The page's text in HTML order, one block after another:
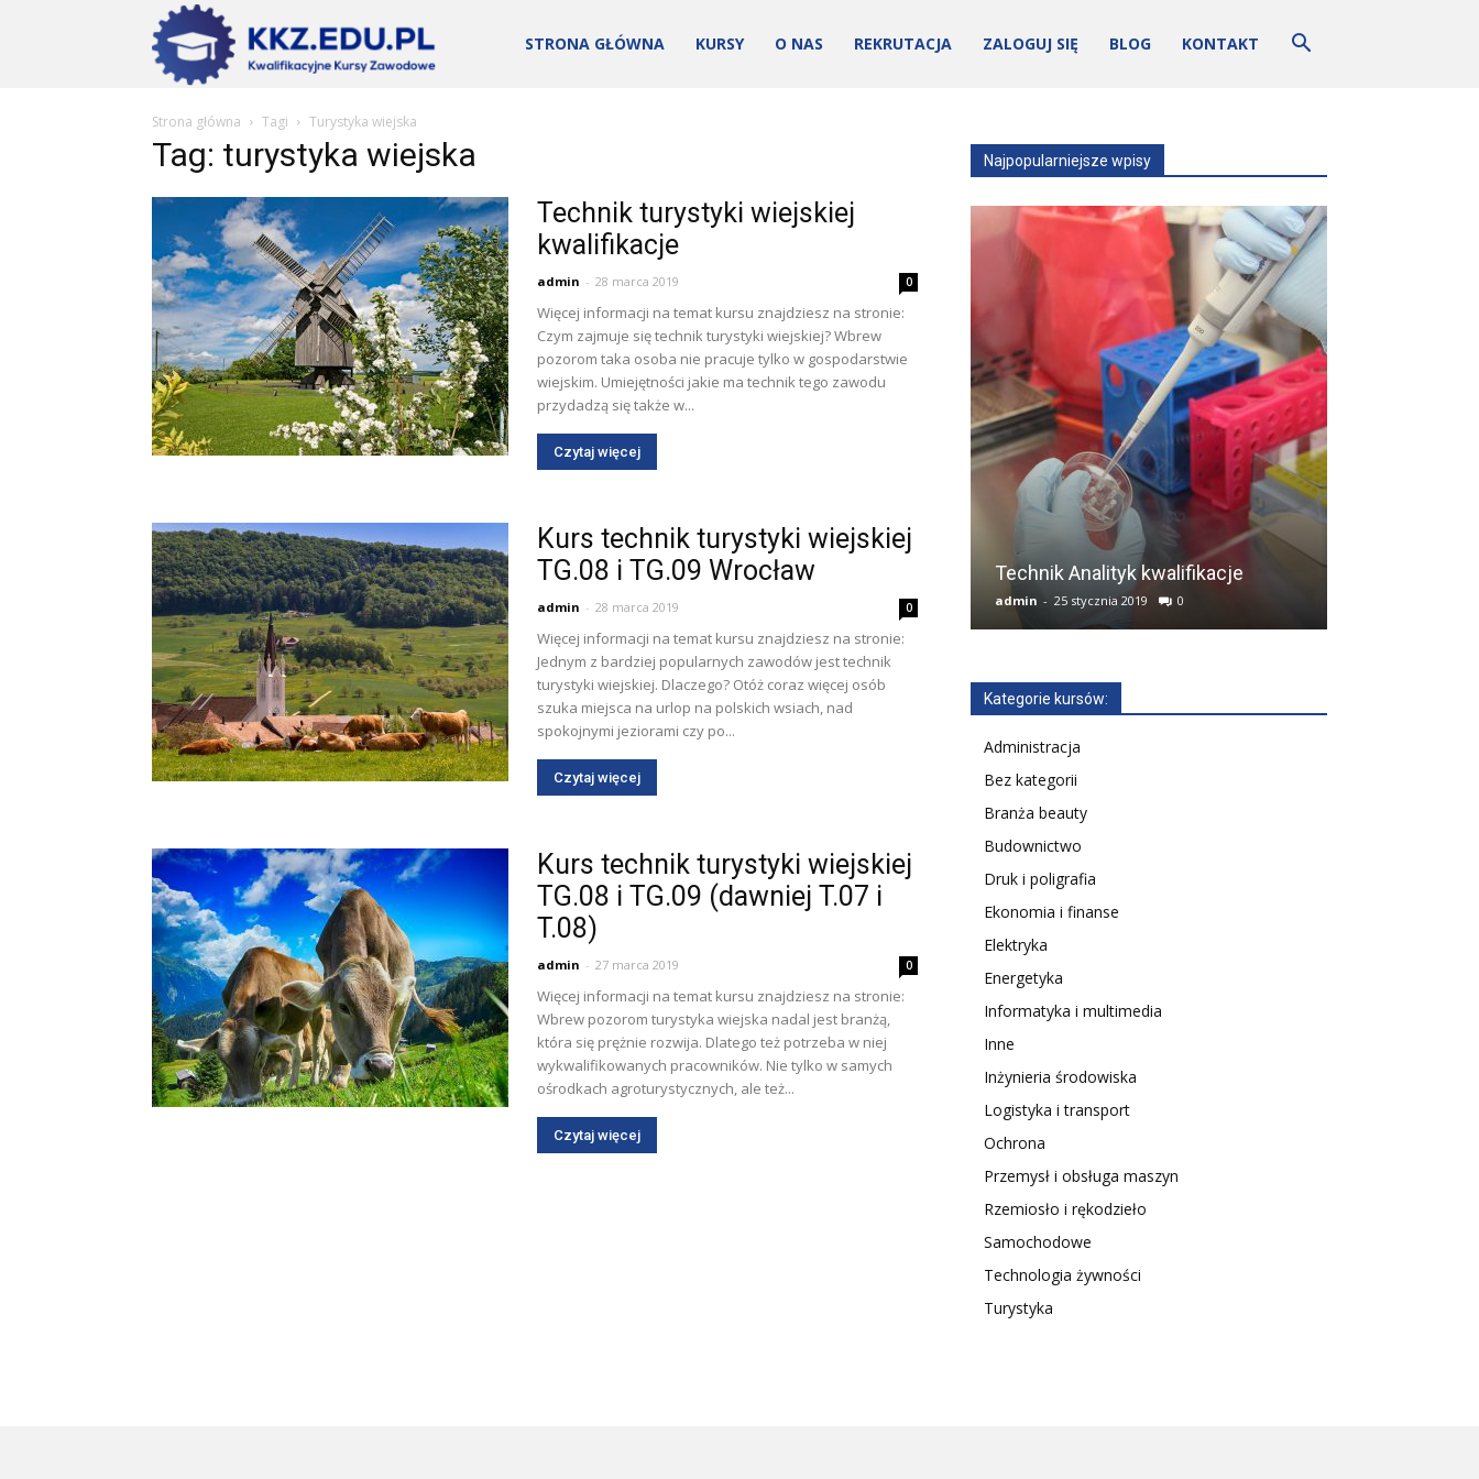
–
Aktualności
STRONA GŁÓWNA KURSY O NAS REKRUTACJA ZALOGUJ SIĘ BLOG KONTAKT
Strona główna Tagi Turystyka wiejska
Tag: turystyka wiejska
Technik turystyki wiejskiej
kwalifikacje
admin - 28 marca 2019 0
Więcej informacji na temat kursu znajdziesz na stronie:
Czym zajmuje się technik turystyki wiejskiej? Wbrew
pozorom taka osoba nie pracuje tylko w gospodarstwie
wiejskim. Umiejętności jakie ma technik tego zawodu
przydadzą się także w...
Czytaj więcej
Kurs technik turystyki wiejskiej
TG.08 i TG.09 Wrocław
admin - 28 marca 2019 0
Więcej informacji na temat kursu znajdziesz na stronie:
Jednym z bardziej popularnych zawodów jest technik
turystyki wiejskiej. Dlaczego? Otóż coraz więcej osób
szuka miejsca na urlop na polskich wsiach, nad
spokojnymi jeziorami czy po...
Czytaj więcej
Kurs technik turystyki wiejskiej
TG.08 i TG.09 (dawniej T.07 i
T.08)
admin - 27 marca 2019 0
Więcej informacji na temat kursu znajdziesz na stronie:
Wbrew pozorom turystyka wiejska nadal jest branżą,
która się prężnie rozwija. Dlatego też potrzeba w niej
wykwalifikowanych pracowników. Nie tylko w samych
ośrodkach agroturystycznych, ale też...
Czytaj więcej
Najpopularniejsze wpisy
Technik Analityk kwalifikacje
admin - 25 stycznia 2019 0
Kategorie kursów:
Administracja
Bez kategorii
Branża beauty
Budownictwo
Druk i poligrafia
Ekonomia i finanse
Elektryka
Energetyka
Informatyka i multimedia
Inne
Inżynieria środowiska
Logistyka i transport
Ochrona
Przemysł i obsługa maszyn
Rzemiosło i rękodzieło
Samochodowe
Technologia żywności
Turystyka